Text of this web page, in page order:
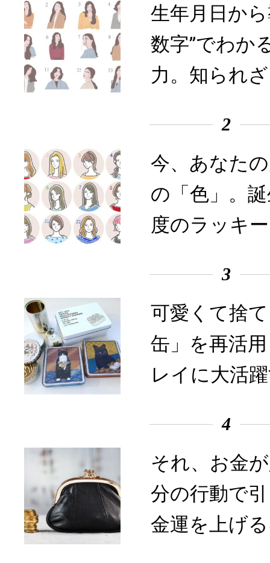
生年月日か
数字”でわか
力。知られ
2
今、あなた
の「色」。
度のラッキ
3
可愛くて捨
缶」を再活
レイに大活
4
それ、お金
分の行動で
金運を上げ